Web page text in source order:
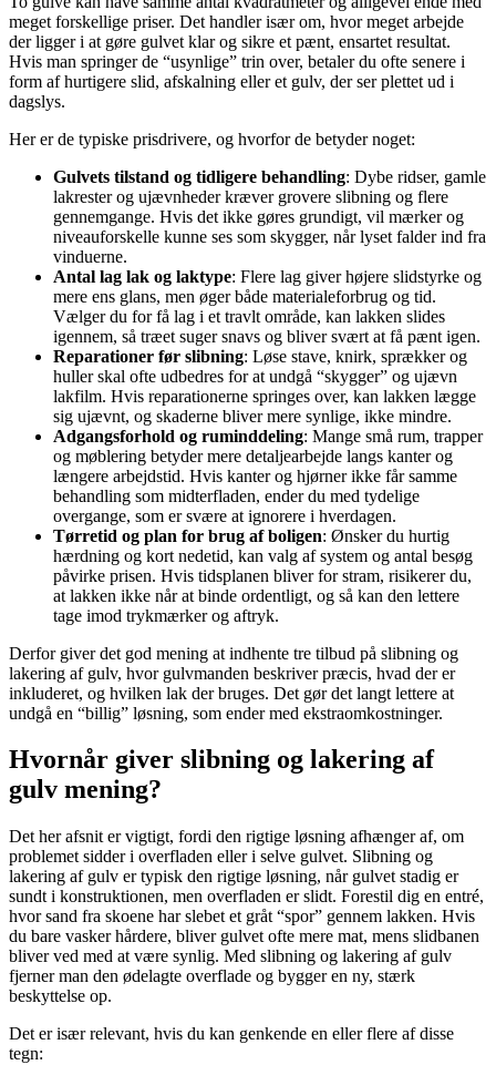
meget forskellige priser. Det handler især om, hvor meget arbejde
der ligger i at gøre gulvet klar og sikre et pænt, ensartet resultat.
Hvis man springer de “usynlige” trin over, betaler du ofte senere i
form af hurtigere slid, afskalning eller et gulv, der ser plettet ud i
dagslys.
Her er de typiske prisdrivere, og hvorfor de betyder noget:
Gulvets tilstand og tidligere behandling: Dybe ridser, gamle
lakrester og ujævnheder kræver grovere slibning og flere
gennemgange. Hvis det ikke gøres grundigt, vil mærker og
niveauforskelle kunne ses som skygger, når lyset falder ind fra
vinduerne.
Antal lag lak og laktype: Flere lag giver højere slidstyrke og
mere ens glans, men øger både materialeforbrug og tid.
Vælger du for få lag i et travlt område, kan lakken slides
igennem, så træet suger snavs og bliver svært at få pænt igen.
Reparationer før slibning: Løse stave, knirk, sprækker og
huller skal ofte udbedres for at undgå “skygger” og ujævn
lakfilm. Hvis reparationerne springes over, kan lakken lægge
sig ujævnt, og skaderne bliver mere synlige, ikke mindre.
Adgangsforhold og ruminddeling: Mange små rum, trapper
og møblering betyder mere detaljearbejde langs kanter og
længere arbejdstid. Hvis kanter og hjørner ikke får samme
behandling som midterfladen, ender du med tydelige
overgange, som er svære at ignorere i hverdagen.
Tørretid og plan for brug af boligen: Ønsker du hurtig
hærdning og kort nedetid, kan valg af system og antal besøg
påvirke prisen. Hvis tidsplanen bliver for stram, risikerer du,
at lakken ikke når at binde ordentligt, og så kan den lettere
tage imod trykmærker og aftryk.
Derfor giver det god mening at indhente tre tilbud på slibning og
lakering af gulv, hvor gulvmanden beskriver præcis, hvad der er
inkluderet, og hvilken lak der bruges. Det gør det langt lettere at
undgå en “billig” løsning, som ender med ekstraomkostninger.
Hvornår giver slibning og lakering af
gulv mening?
Det her afsnit er vigtigt, fordi den rigtige løsning afhænger af, om
problemet sidder i overfladen eller i selve gulvet. Slibning og
lakering af gulv er typisk den rigtige løsning, når gulvet stadig er
sundt i konstruktionen, men overfladen er slidt. Forestil dig en entré,
hvor sand fra skoene har slebet et gråt “spor” gennem lakken. Hvis
du bare vasker hårdere, bliver gulvet ofte mere mat, mens slidbanen
bliver ved med at være synlig. Med slibning og lakering af gulv
fjerner man den ødelagte overflade og bygger en ny, stærk
beskyttelse op.
Det er især relevant, hvis du kan genkende en eller flere af disse
tegn: